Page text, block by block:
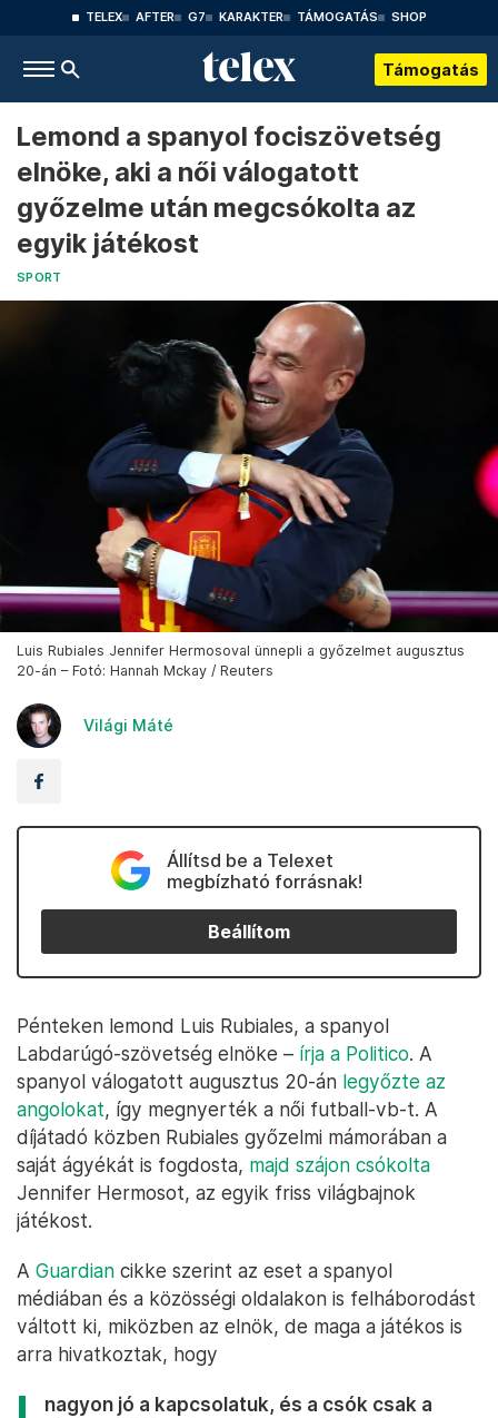
TELEX AFTER G7 KARAKTER TÁMOGATÁS SHOP
Támogatás
Lemond a spanyol fociszövetség
elnöke, aki a női válogatott
győzelme után megcsókolta az
egyik játékost
SPORT
Luis Rubiales Jennifer Hermosoval ünnepli a győzelmet augusztus
20-án – Fotó: Hannah Mckay / Reuters
Világi Máté
Állítsd be a Telexet
megbízható forrásnak!
Beállítom
Pénteken lemond Luis Rubiales, a spanyol
Labdarúgó-szövetség elnöke – írja a Politico. A
spanyol válogatott augusztus 20-án legyőzte az
angolokat, így megnyerték a női futball-vb-t. A
díjátadó közben Rubiales győzelmi mámorában a
saját ágyékát is fogdosta, majd szájon csókolta
Jennifer Hermosot, az egyik friss világbajnok
játékost.
A Guardian cikke szerint az eset a spanyol
médiában és a közösségi oldalakon is felháborodást
váltott ki, miközben az elnök, de maga a játékos is
arra hivatkoztak, hogy
nagyon jó a kapcsolatuk, és a csók csak a